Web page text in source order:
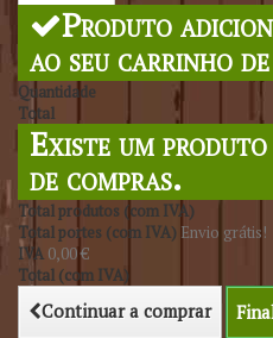
Pesquisar
Produto
ao seu carrinho
Quantidade
Total
Existe um
de compras.
Total produtos (com IVA)
Total portes (com IVA) Envio grátis!
IVA 0,00 €
Total (com IVA)
Continuar a comprar